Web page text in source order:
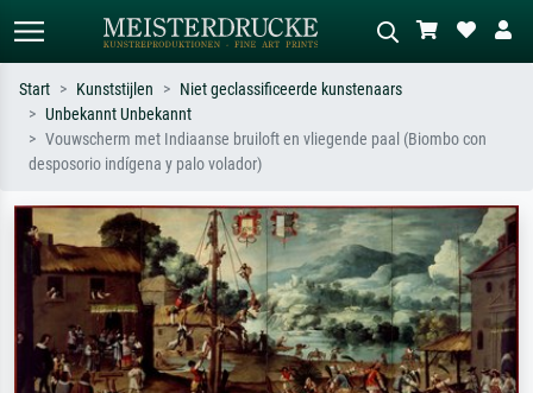
Standaard zoeken AI-beeldzoeker
Zoek op kunstenaar, titel of stijl – bijv.
Hokusai-golf, naakt.
olieverfschilderij, staand naakt naast
een boom.
Start Kunststijlen
Niet geclassificeerde kunstenaars
Unbekannt Unbekannt
Vouwscherm met Indiaanse bruiloft en vliegende paal (Biombo con
desposorio indígena y palo volador)